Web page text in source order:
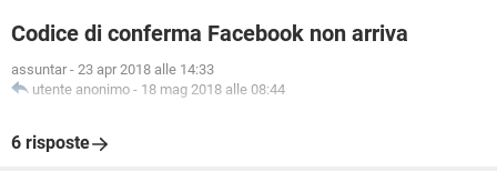
Codice di conferma Facebook non arriva
assuntar - 23 apr 2018 alle 14:33
utente anonimo - 18 mag 2018 alle 08:44
6 risposte